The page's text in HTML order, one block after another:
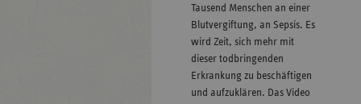
Tausend Menschen an einer
Blutvergiftung, an Sepsis. Es
wird Zeit, sich mehr mit
dieser todbringenden
Erkrankung zu beschäftigen
und aufzuklären. Das Video